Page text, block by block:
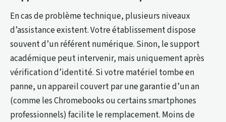
En cas de problème technique, plusieurs niveaux
d’assistance existent. Votre établissement dispose
souvent d’un référent numérique. Sinon, le support
académique peut intervenir, mais uniquement après
vérification d’identité. Si votre matériel tombe en
panne, un appareil couvert par une garantie d’un an
(comme les Chromebooks ou certains smartphones
professionnels) facilite le remplacement. Moins de